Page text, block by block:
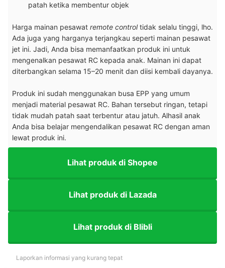
patah ketika membentur objek
Harga mainan pesawat remote controltidak selalu tinggi, lho.
Ada juga yang harganya terjangkau seperti mainan pesawat
jet ini. Jadi, Anda bisa memanfaatkan produk ini untuk
mengenalkan pesawat RC kepada anak. Mainan ini dapat
diterbangkan selama 15–20 menit dan diisi kembali dayanya.
Produk ini sudah menggunakan busa EPP yang umum
menjadi material pesawat RC. Bahan tersebut ringan, tetapi
tidak mudah patah saat terbentur atau jatuh. Alhasil anak
Anda bisa belajar mengendalikan pesawat RC dengan aman
lewat produk ini.
Lihat produk di Shopee
Lihat produk di Lazada
Lihat produk di Blibli
Laporkan informasi yang kurang tepat